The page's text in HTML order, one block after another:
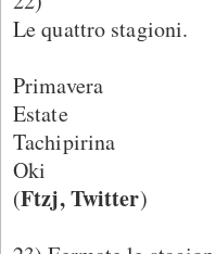
Le quattro stagioni.
Primavera
Estate
Tachipirina
Oki
(Ftzj, Twitter)